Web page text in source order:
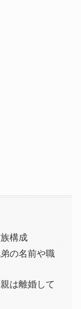
構成
の名前や職
は離婚して